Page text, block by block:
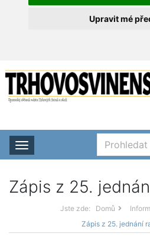
Upravit mé
Rozbalit nabídku
Zápis z 25.
Jste zde: Domů
Zápis z 25. jednání